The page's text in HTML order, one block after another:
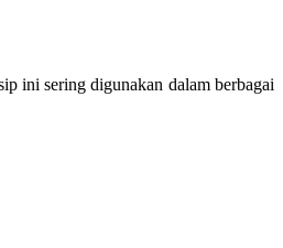
ini sering digunakan dalam berbagai